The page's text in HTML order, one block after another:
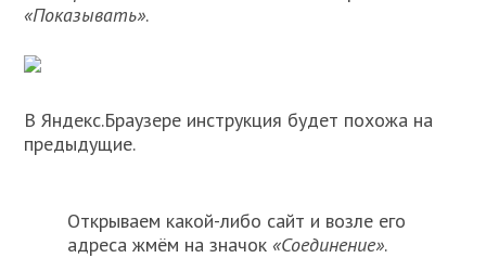
«Показывать».
В Яндекс.Браузере инструкция будет похожа на
предыдущие.
Открываем какой-либо сайт и возле его
адреса жмём на значок«Соединение».